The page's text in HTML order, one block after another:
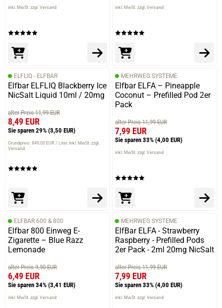
inkl. MwSt. zzgl. Versand inkl. MwSt. zzgl. Versand
ELFLIQ - ELFBAR
Elfbar ELFLIQ Blackberry Ice
NicSalt Liquid 10ml / 20mg
alter Preis 11,99 EUR
8,49 EUR
Sie sparen 29% (3,50 EUR)
Grundpreis: 849,00 EUR / Liter inkl. MwSt. zzgl.
Versand
MEHRWEG SYSTEME
Elfbar ELFA – Pineapple
Coconut – Prefilled Pod 2er
Pack
alter Preis 11,99 EUR
7,99 EUR
Sie sparen 33% (4,00 EUR)
inkl. MwSt. zzgl. Versand
ELFBAR 600 & 800
Elfbar 800 Einweg E-
Zigarette – Blue Razz
Lemonade
alter Preis 9,90 EUR
6,49 EUR
Sie sparen 34% (3,41 EUR)
inkl. MwSt. zzgl. Versand
MEHRWEG SYSTEME
ElfBar ELFA - Strawberry
Raspberry - Prefilled Pods
2er Pack - 2ml 20mg NicSalt
alter Preis 11,99 EUR
7,99 EUR
Sie sparen 33% (4,00 EUR)
inkl. MwSt. zzgl. Versand